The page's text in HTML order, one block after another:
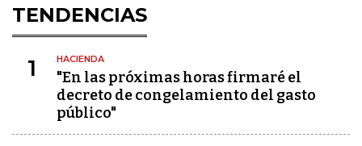
TENDENCIAS
1 HACIENDA
"En las próximas horas firmaré el
decreto de congelamiento del gasto
público"